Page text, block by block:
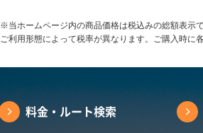
※当ホームページ内の商品価格は税込みの総額表示
ご利用形態によって税率が異なります。ご購入時に
料金・ルート検索